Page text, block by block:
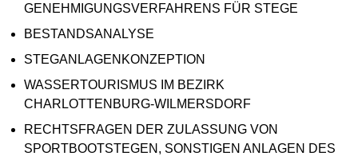
GENEHMIGUNGSVERFAHRENS FÜR STEGE
BESTANDSANALYSE
STEGANLAGENKONZEPTION
WASSERTOURISMUS IM BEZIRK
CHARLOTTENBURG-WILMERSDORF
RECHTSFRAGEN DER ZULASSUNG VON
SPORTBOOTSTEGEN, SONSTIGEN ANLAGEN DES